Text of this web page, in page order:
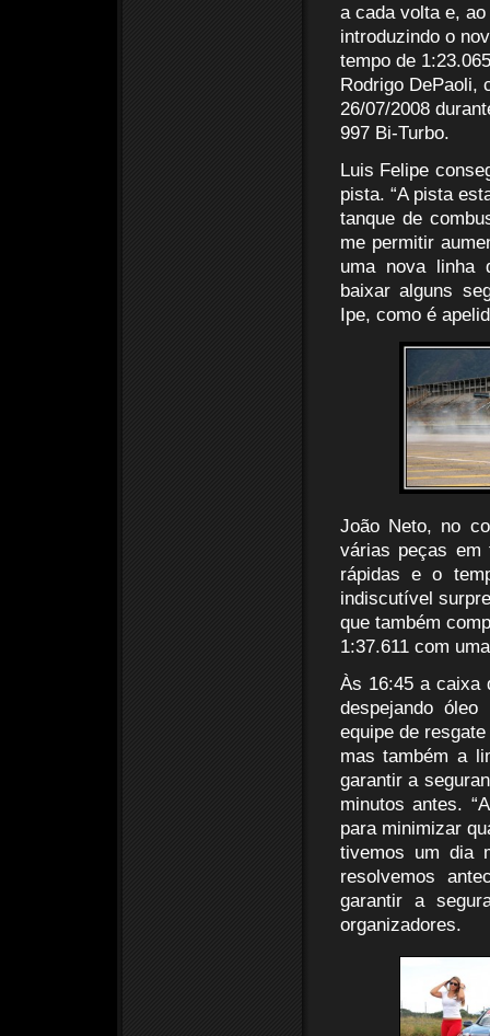
a cada volta e,
introduzindo o
tempo de
Rodrigo DePaoli,
26/07/2008
997 Bi-Turbo.
Luis Felipe
pista. “A pista
tanque de
me permitir
uma nova linha
baixar alguns
Ipe, como é
João Neto, no
várias peças em
rápidas e o
indiscutível
que também
1:37.611 com
Às 16:45 a caixa
despejando
equipe de
mas também a
garantir a
minutos antes.
para minimizar
tivemos um dia
resolvemos
garantir a
organizadores.